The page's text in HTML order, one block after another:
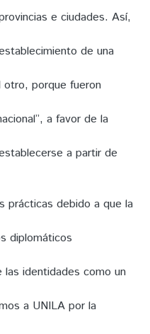
e ciudades. Así,
de una
otro, porque fueron
a favor de la
a partir de
prácticas debido a que la
diplomáticos
identidades como un
a UNILA por la